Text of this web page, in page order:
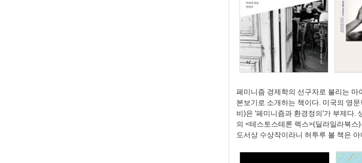
페미니즘 경제학의 선구자로 불리는
본보기로 소개하는 책이다. 미국의 영
비)은 '페미니즘과 환경정의'가 부제다.
의 <테스토스테론 렉스>(딜라일라북
도서상 수상작이라니 허투루 볼 책은 아